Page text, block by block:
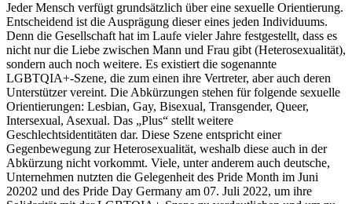
Jeder Mensch verfügt grundsätzlich über eine sexuelle Orientierung.
Entscheidend ist die Ausprägung dieser eines jeden Individuums.
Denn die Gesellschaft hat im Laufe vieler Jahre festgestellt, dass es
nicht nur die Liebe zwischen Mann und Frau gibt (Heterosexualität),
sondern auch noch weitere. Es existiert die sogenannte
LGBTQIA+-Szene, die zum einen ihre Vertreter, aber auch deren
Unterstützer vereint. Die Abkürzungen stehen für folgende sexuelle
Orientierungen: Lesbian, Gay, Bisexual, Transgender, Queer,
Intersexual, Asexual. Das „Plus“ stellt weitere
Geschlechtsidentitäten dar. Diese Szene entspricht einer
Gegenbewegung zur Heterosexualität, weshalb diese auch in der
Abkürzung nicht vorkommt. Viele, unter anderem auch deutsche,
Unternehmen nutzten die Gelegenheit des Pride Month im Juni
20202 und des Pride Day Germany am 07. Juli 2022, um ihre